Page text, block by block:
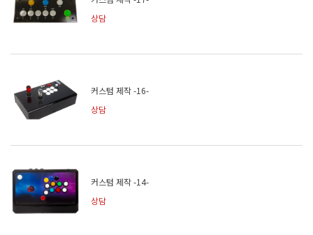
상담
커스텀 제작 -16-
상담
커스텀 제작 -14-
상담